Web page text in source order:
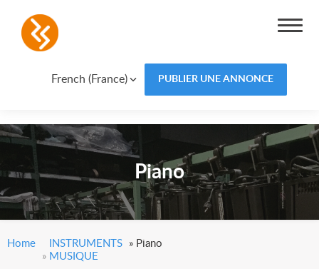
French (France) PUBLIER UNE ANNONCE
Piano
Home
»
INSTRUMENTS
MUSIQUE
» Piano